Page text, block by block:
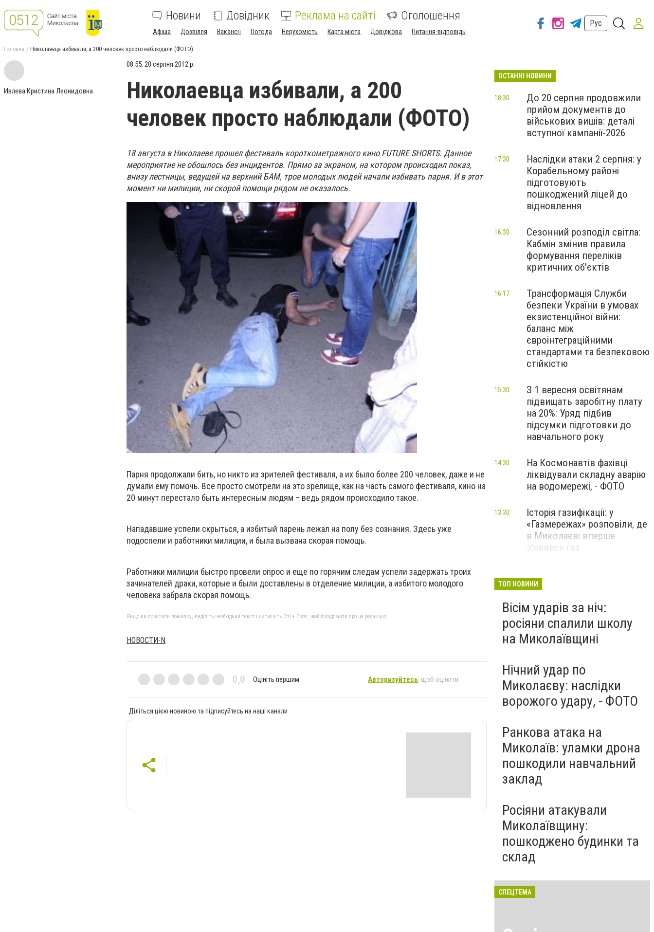
Новини Довідник Реклама на сайті Оголошення
Афіша Дозвілля Вакансії Погода Нерухомість Карта міста Довідкова Питання-відповідь
Рус
Головна Николаевца избивали, а 200 человек просто наблюдали (ФОТО)
Ивлева Кристина Леонидовна
08:55, 20 серпня 2012 р.
Николаевца избивали, а 200
человек просто наблюдали (ФОТО)
18 августа в Николаеве прошел фестиваль короткометражного кино FUTURE SHORTS. Данное
мероприятие не обошлось без инцидентов. Прямо за экраном, на котором происходил показ,
внизу лестницы, ведущей на верхний БАМ, трое молодых людей начали избивать парня. И в этот
момент ни милиции, ни скорой помощи рядом не оказалось.
Парня продолжали бить, но никто из зрителей фестиваля, а их было более 200 человек, даже и не
думали ему помочь. Все просто смотрели на это зрелище, как на часть самого фестиваля, кино на
20 минут перестало быть интересным людям – ведь рядом происходило такое.
Нападавшие успели скрыться, а избитый парень лежал на полу без сознания. Здесь уже
подоспели и работники милиции, и была вызвана скорая помощь.
Работники милиции быстро провели опрос и еще по горячим следам успели задержать троих
зачинателей драки, которые и были доставлены в отделение милиции, а избитого молодого
человека забрала скорая помощь.
Якщо ви помітили помилку, виділіть необхідний текст і натисніть Ctrl + Enter, щоб повідомити про це редакцію
НОВОСТИ-N
0,0 Оцініть першим Авторизуйтесь, щоб оцінити
Діліться цією новиною та підписуйтесь на наші канали
ОСТАННІ НОВИНИ
До 20 серпня продовжили
прийом документів до
військових вишів: деталі
вступної кампанії-2026
18:30
Наслідки атаки 2 серпня: у
Корабельному районі
підготовують
пошкоджений ліцей до
відновлення
17:30
Сезонний розподіл світла:
Кабмін змінив правила
формування переліків
критичних об'єктів
16:30
Трансформація Служби
безпеки України в умовах
екзистенційної війни:
баланс між
євроінтеграційними
стандартами та безпековою
стійкістю
16:17
З 1 вересня освітянам
підвищать заробітну плату
на 20%: Уряд підбив
підсумки підготовки до
навчального року
15:30
На Космонавтів фахівці
ліквідували складну аварію
на водомережі, - ФОТО
14:30
Історія газифікації: у
«Газмережах» розповіли, де
в Миколаєві вперше
з'явився газ
13:30
Миколаєві 2026: шукаємо
перезавантаження
ПАРТНЕРСЬКИЙ СПЕЦПРОЄКТ
ТОП НОВИНИ
Вісім ударів за ніч:
росіяни спалили школу
на Миколаївщині
Нічний удар по
Миколаєву: наслідки
ворожого удару, - ФОТО
Ранкова атака на
Миколаїв: уламки дрона
пошкодили навчальний
заклад
Росіяни атакували
Миколаївщину:
пошкоджено будинки та
склад
СПЕЦТЕМА